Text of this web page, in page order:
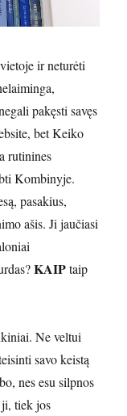
ir neturėti
pakęsti savęs
bet Keiko
rutinines
Kombinyje.
pasakius,
ašis. Ji jaučiasi
KAIPtaip
Ne veltui
savo keistą
nes esu silpnos
tiek jos